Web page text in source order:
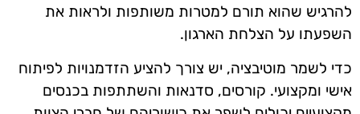
להרגיש שהוא תורם למטרות משותפות ולראות את
השפעתו על הצלחת הארגון.
כדי לשמר מוטיבציה, יש צורך להציע הזדמנויות לפיתוח
אישי ומקצועי. קורסים, סדנאות והשתתפות בכנסים